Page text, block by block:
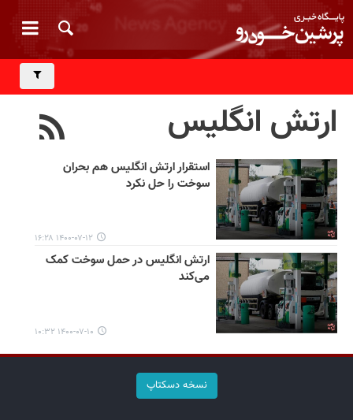
ارتش انگلیس
استقرار ارتش انگلیس هم بحران
سوخت را حل نکرد
۱۴۰۰-۰۷-۱۲ ۱۶:۲۸
ارتش انگلیس در حمل سوخت کمک
می‌کند
۱۴۰۰-۰۷-۱۰ ۱۰:۳۲
نسخه دسکتاپ